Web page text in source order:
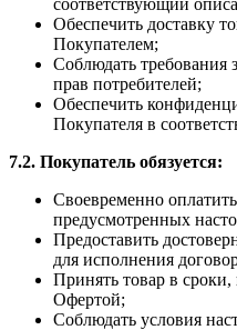
Обеспечить доставку
Покупателем;
Соблюдать требования
прав потребителей;
Обеспечить
Покупателя в
7.2. Покупатель обязуется:
Своевременно
предусмотренных
Предоставить
для исполнения
Принять товар в
Офертой;
Соблюдать условия